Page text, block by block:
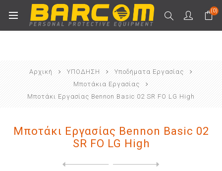
(0)
Αρχική ΥΠΟΔΗΣΗ
Υποδήματα Εργασίας
Μποτάκια Εργασίας
Μποτάκι Εργασίας Bennon Basic 02 SR FO LG High
Μποτάκι Εργασίας Bennon Basic 02
SR FO LG High